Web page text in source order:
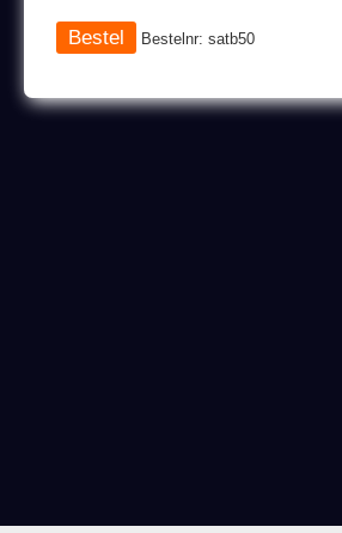
Bestelnr: satb50